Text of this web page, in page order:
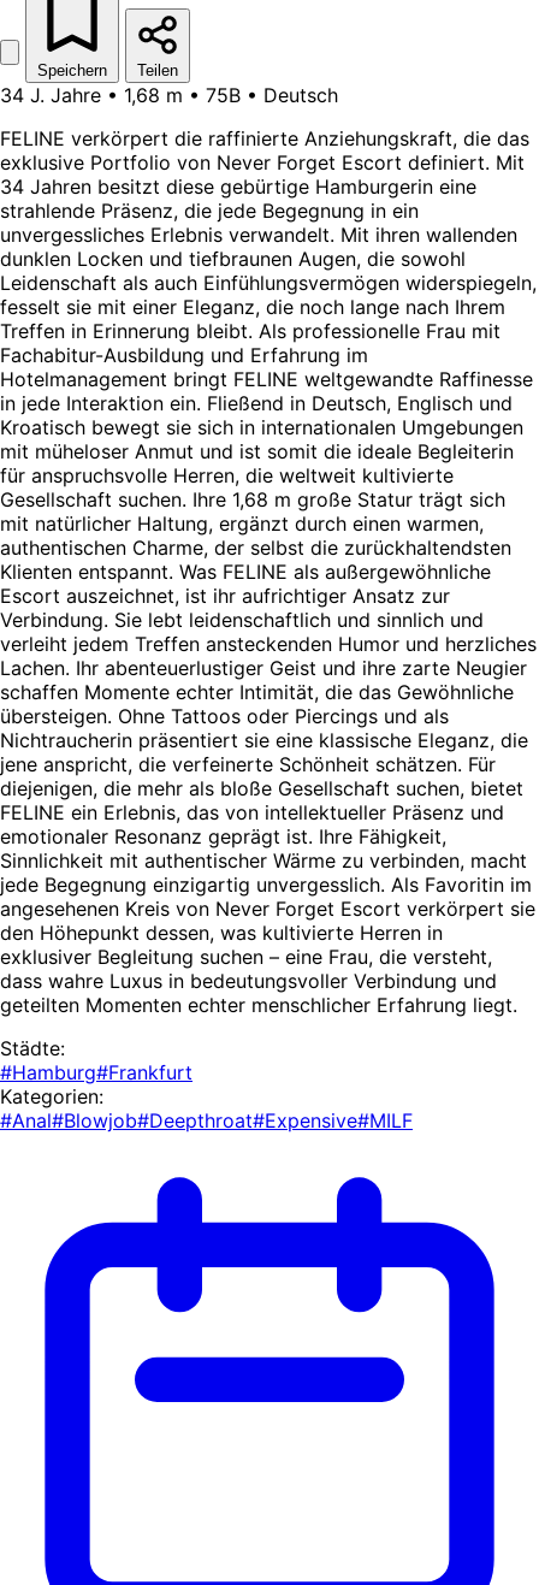
Speichern Teilen
34 J. Jahre • 1,68 m • 75B • Deutsch
FELINE verkörpert die raffinierte Anziehungskraft, die das
exklusive Portfolio von Never Forget Escort definiert. Mit
34 Jahren besitzt diese gebürtige Hamburgerin eine
strahlende Präsenz, die jede Begegnung in ein
unvergessliches Erlebnis verwandelt. Mit ihren wallenden
dunklen Locken und tiefbraunen Augen, die sowohl
Leidenschaft als auch Einfühlungsvermögen widerspiegeln,
fesselt sie mit einer Eleganz, die noch lange nach Ihrem
Treffen in Erinnerung bleibt. Als professionelle Frau mit
Fachabitur-Ausbildung und Erfahrung im
Hotelmanagement bringt FELINE weltgewandte Raffinesse
in jede Interaktion ein. Fließend in Deutsch, Englisch und
Kroatisch bewegt sie sich in internationalen Umgebungen
mit müheloser Anmut und ist somit die ideale Begleiterin
für anspruchsvolle Herren, die weltweit kultivierte
Gesellschaft suchen. Ihre 1,68 m große Statur trägt sich
mit natürlicher Haltung, ergänzt durch einen warmen,
authentischen Charme, der selbst die zurückhaltendsten
Klienten entspannt. Was FELINE als außergewöhnliche
Escort auszeichnet, ist ihr aufrichtiger Ansatz zur
Verbindung. Sie lebt leidenschaftlich und sinnlich und
verleiht jedem Treffen ansteckenden Humor und herzliches
Lachen. Ihr abenteuerlustiger Geist und ihre zarte Neugier
schaffen Momente echter Intimität, die das Gewöhnliche
übersteigen. Ohne Tattoos oder Piercings und als
Nichtraucherin präsentiert sie eine klassische Eleganz, die
jene anspricht, die verfeinerte Schönheit schätzen. Für
diejenigen, die mehr als bloße Gesellschaft suchen, bietet
FELINE ein Erlebnis, das von intellektueller Präsenz und
emotionaler Resonanz geprägt ist. Ihre Fähigkeit,
Sinnlichkeit mit authentischer Wärme zu verbinden, macht
jede Begegnung einzigartig unvergesslich. Als Favoritin im
angesehenen Kreis von Never Forget Escort verkörpert sie
den Höhepunkt dessen, was kultivierte Herren in
exklusiver Begleitung suchen – eine Frau, die versteht,
dass wahre Luxus in bedeutungsvoller Verbindung und
geteilten Momenten echter menschlicher Erfahrung liegt.
Städte:
#Hamburg#Frankfurt
Kategorien:
#Anal#Blowjob#Deepthroat#Expensive#MILF